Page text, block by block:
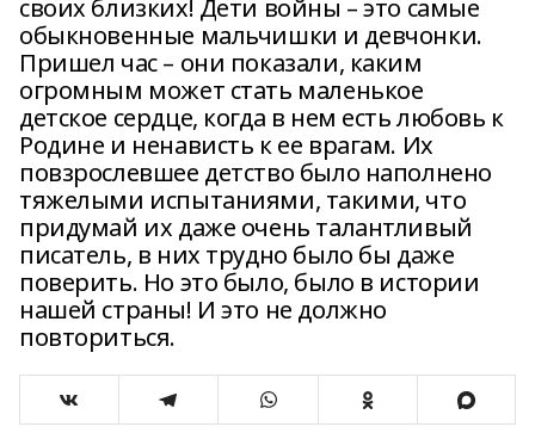
своих близких! Дети войны – это самые
обыкновенные мальчишки и девчонки.
Пришел час – они показали, каким
огромным может стать маленькое
детское сердце, когда в нем есть любовь к
Родине и ненависть к ее врагам. Их
повзрослевшее детство было наполнено
тяжелыми испытаниями, такими, что
придумай их даже очень талантливый
писатель, в них трудно было бы даже
поверить. Но это было, было в истории
нашей страны! И это не должно
повториться.